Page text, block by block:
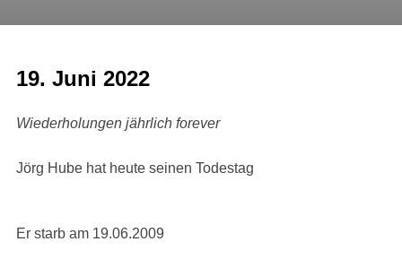
19. Juni 2022
Wiederholungen jährlich forever
Jörg Hube hat heute seinen Todestag
Er starb am 19.06.2009